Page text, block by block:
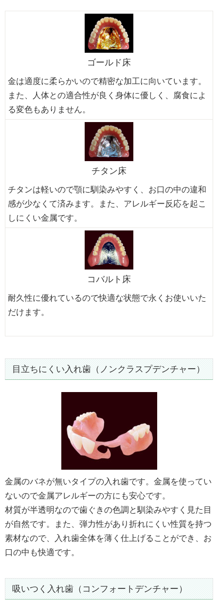
ゴールド床
金は適度に柔らかいので精密な加工に向いています。
また、人体との適合性が良く身体に優しく、腐食によ
る変色もありません。
チタン床
チタンは軽いので顎に馴染みやすく、お口の中の違和
感が少なくて済みます。また、アレルギー反応を起こ
しにくい金属です。
コバルト床
耐久性に優れているので快適な状態で永くお使いいた
だけます。
目立ちにくい入れ歯（ノンクラスプデンチャー）
金属のバネが無いタイプの入れ歯です。金属を使ってい
ないので金属アレルギーの方にも安心です。
材質が半透明なので歯ぐきの色調と馴染みやすく見た目
が自然です。また、弾力性があり折れにくい性質を持つ
素材なので、入れ歯全体を薄く仕上げることができ、お
口の中も快適です。
吸いつく入れ歯（コンフォートデンチャー）